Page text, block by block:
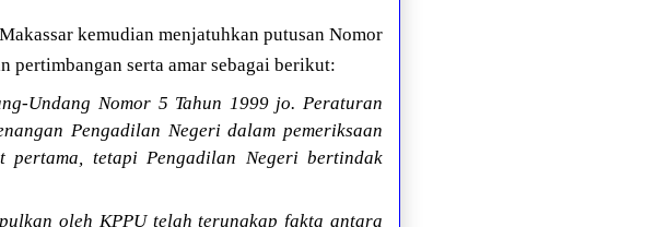
kemudian menjatuhkan putusan Nomor
pertimbangan serta amar sebagai berikut:
Undang Nomor 5 Tahun 1999 jo. Peraturan
Pengadilan Negeri dalam pemeriksaan
tetapi Pengadilan Negeri bertindak
oleh KPPU telah terungkap fakta antara